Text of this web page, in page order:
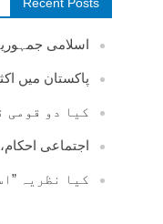
اسلامی
پاکستان میں
کیا دو قومی
اجتماعی
کیا نظریہ